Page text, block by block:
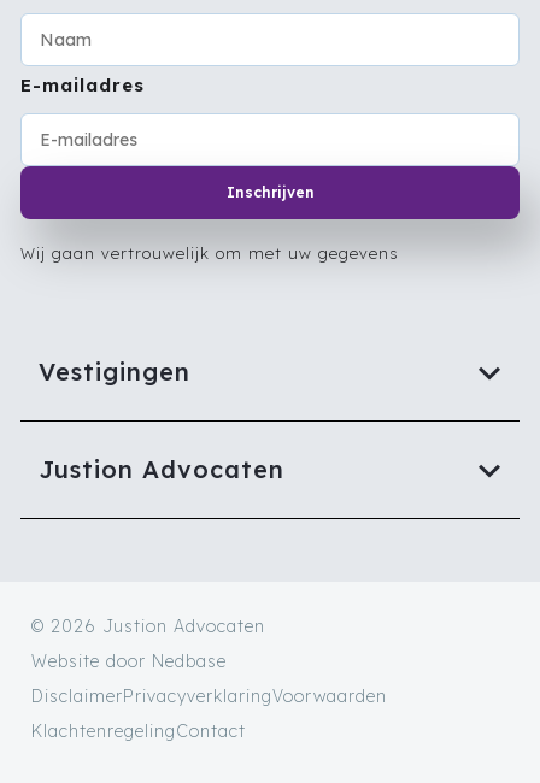
Vestigingen
Justion Advocaten
E-mailadres
Inschrijven
Wij gaan vertrouwelijk om met uw gegevens
© 2026 Justion Advocaten
Website door Nedbase
DisclaimerPrivacyverklaringVoorwaarden
KlachtenregelingContact